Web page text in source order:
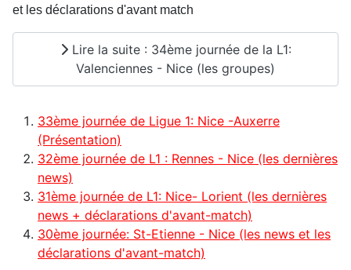
et les déclarations d'avant match
Lire la suite : 34ème journée de la L1:
Valenciennes - Nice (les groupes)
33ème journée de Ligue 1: Nice -Auxerre
(Présentation)
32ème journée de L1 : Rennes - Nice (les dernières
news)
31ème journée de L1: Nice- Lorient (les dernières
news + déclarations d'avant-match)
30ème journée: St-Etienne - Nice (les news et les
déclarations d'avant-match)